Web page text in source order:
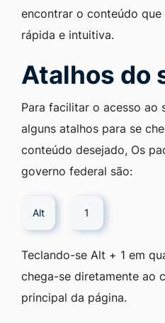
encontrar o conteúdo
rápida e intuitiva.
Atalhos do
Para facilitar o acesso ao
alguns atalhos para se
conteúdo desejado, Os
governo federal são:
Alt 1
Teclando-se Alt + 1 em
chega-se diretamente ao
principal da página.